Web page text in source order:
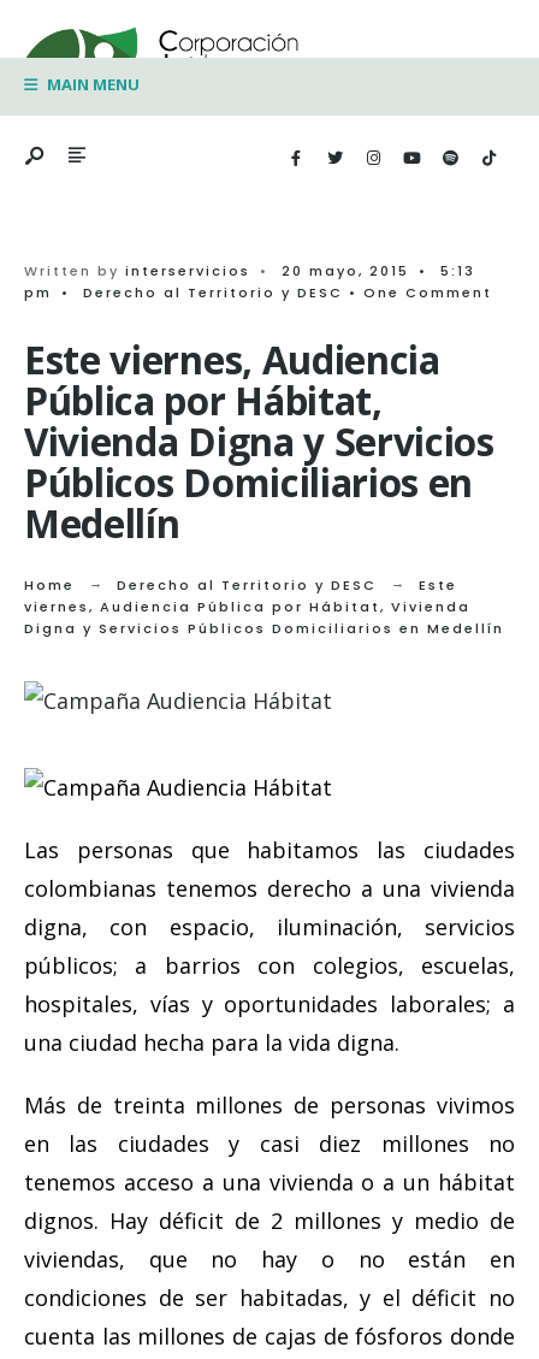
to
contentMAIN MENU
Written by interservicios • 20 mayo, 2015 •
5:13
pm
• Derecho al Territorio y DESC • One Comment
Este viernes, Audiencia
Pública por Hábitat,
Vivienda Digna y Servicios
Públicos Domiciliarios en
Medellín
Home Derecho al Territorio y DESC
Este
viernes, Audiencia Pública por Hábitat, Vivienda
Digna y Servicios Públicos Domiciliarios en Medellín
Las personas que habitamos las ciudades
colombianas tenemos derecho a una vivienda
digna, con espacio, iluminación, servicios
públicos; a barrios con colegios, escuelas,
hospitales, vías y oportunidades laborales; a
una ciudad hecha para la vida digna.
Más de treinta millones de personas vivimos
en las ciudades y casi diez millones no
tenemos acceso a una vivienda o a un hábitat
dignos. Hay déficit de 2 millones y medio de
viviendas, que no hay o no están en
condiciones de ser habitadas, y el déficit no
cuenta las millones de cajas de fósforos donde
for: